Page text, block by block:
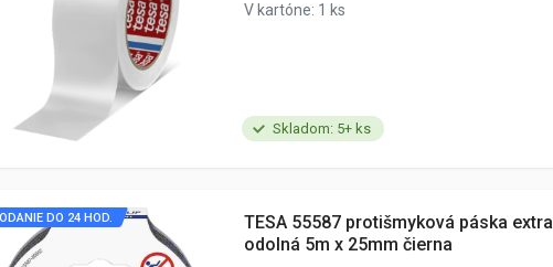
Skladom: 5+ ks
V kartóne: 1 ks
DO 24 HOD.
TESA 55587 protišmyková páska extra
odolná 5m x 25mm čierna